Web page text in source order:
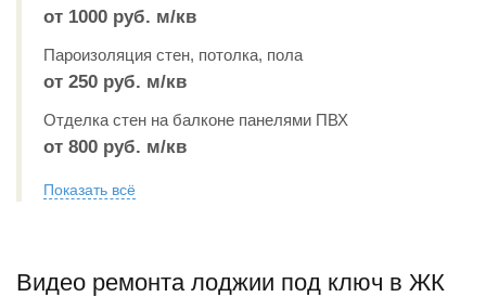
от 1000 руб. м/кв
Пароизоляция стен, потолка, пола
от 250 руб. м/кв
Отделка стен на балконе панелями ПВХ
от 800 руб. м/кв
Показать всё
Видео ремонта лоджии под ключ в ЖК